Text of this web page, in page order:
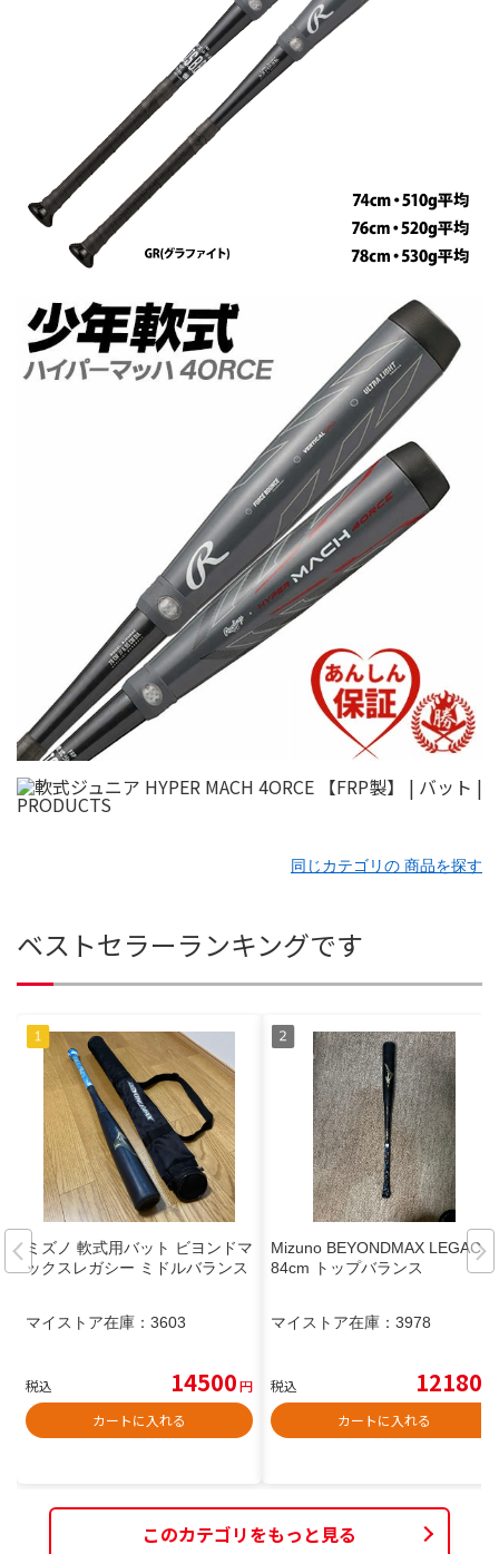
同じカテゴリの 商品を探す
ベストセラーランキングです
ミズノ 軟式用バット ビヨンドマ
ックスレガシー ミドルバランス
マイストア在庫： 3603
税込 14500円
カートに入れる
Mizuno BEYONDMAX LEGACY
84cm トップバランス
マイストア在庫： 3978
税込 12180
カートに入れる
このカテゴリをもっと見る